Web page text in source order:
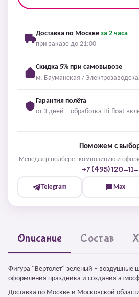
Доставка по Москве за 2 часа
при заказе до 21:00
Скидка 5% при самовывозе
м. Бауманская /
Гарантия полёта
от 3 дней – обработка Hi-float
Поможем с
Менеджер подберёт композицию и
+7 (495) 120-
Telegram Max
Описание Состав
Фигура "Вертолет" зеленый – воздушные
оформления праздника и создания
Доставка по Москве и Московской